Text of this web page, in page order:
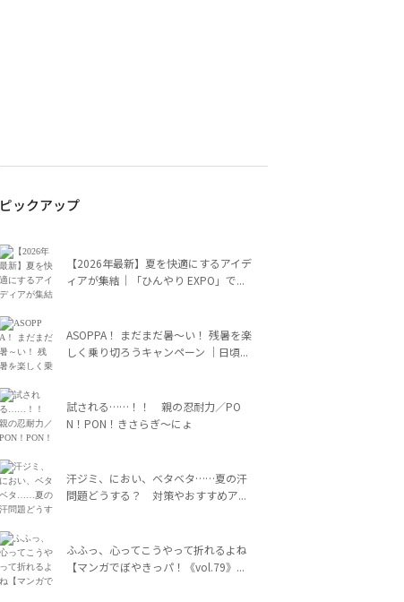
ピックアップ
【2026年最新】夏を快適にするアイデ
ィアが集結｜「ひんやり EXPO」で...
ASOPPA！ まだまだ暑～い！ 残暑を楽
しく乗り切ろうキャンペーン ｜日頃...
試される……！！ 親の忍耐力／PO
N！PON！きさらぎ～にょ
汗ジミ、におい、ベタベタ……夏の汗
問題どうする？ 対策やおすすめア...
ふふっ、心ってこうやって折れるよね
【マンガでぼやきっパ！《vol.79》...